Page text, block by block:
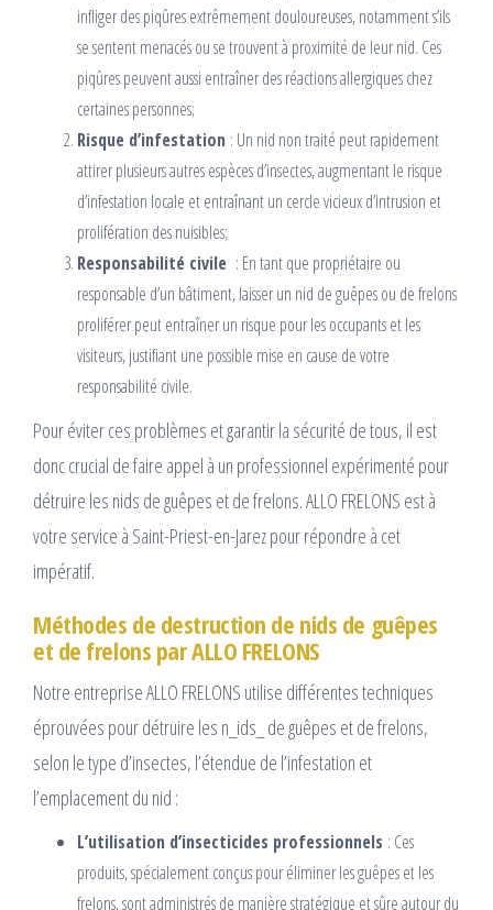
infliger des piqûres extrêmement douloureuses, notamment s’ils
se sentent menacés ou se trouvent à proximité de leur nid. Ces
piqûres peuvent aussi entraîner des réactions allergiques chez
certaines personnes;
Risque d’infestation : Un nid non traité peut rapidement
attirer plusieurs autres espèces d’insectes, augmentant le risque
d’infestation locale et entraînant un cercle vicieux d’intrusion et
prolifération des nuisibles;
Responsabilité civile : En tant que propriétaire ou
responsable d’un bâtiment, laisser un nid de guêpes ou de frelons
proliférer peut entraîner un risque pour les occupants et les
visiteurs, justifiant une possible mise en cause de votre
responsabilité civile.
Pour éviter ces problèmes et garantir la sécurité de tous, il est
donc crucial de faire appel à un professionnel expérimenté pour
détruire les nids de guêpes et de frelons. ALLO FRELONS est à
votre service à Saint-Priest-en-Jarez pour répondre à cet
impératif.
Méthodes de destruction de nids de guêpes
et de frelons par ALLO FRELONS
Notre entreprise ALLO FRELONS utilise différentes techniques
éprouvées pour détruire les n_ids_ de guêpes et de frelons,
selon le type d’insectes, l’étendue de l’infestation et
l’emplacement du nid :
L’utilisation d’insecticides professionnels : Ces
produits, spécialement conçus pour éliminer les guêpes et les
frelons, sont administrés de manière stratégique et sûre autour du